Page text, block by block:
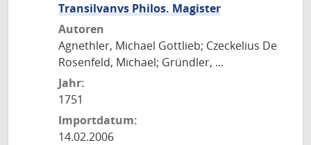
Transilvanvs Philos. Magister
Autoren
Agnethler, Michael Gottlieb; Czeckelius De
Rosenfeld, Michael; Gründler, ...
Jahr:
1751
Importdatum:
14.02.2006